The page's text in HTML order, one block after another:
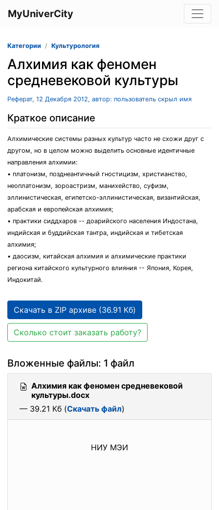
MyUniverCity
Категории Культурология
Алхимия как феномен
средневековой культуры
Реферат, 12 Декабря 2012, автор: пользователь скрыл имя
Краткое описание
Алхимические системы разных культур часто не схожи друг с
другом, но в целом можно выделить основные идентичные
направления алхимии:
• платонизм, позднеантичный гностицизм, христианство,
неоплатонизм, зороастризм, манихейство, суфизм,
эллинистическая, египетско-эллинистическая, византийская,
арабская и европейская алхимия;
• практики сиддхаров -- доарийского населения Индостана,
индийская и буддийская тантра, индийская и тибетская
алхимия;
• даосизм, китайская алхимия и алхимические практики
региона китайского культурного влияния -- Япония, Корея,
Индокитай.
Скачать в ZIP архиве (36.91 Кб)
Сколько стоит заказать работу?
Вложенные файлы: 1 файл
Алхимия как феномен средневековой
культуры.docx
— 39.21 Кб (Скачать файл)
НИУ МЭИ